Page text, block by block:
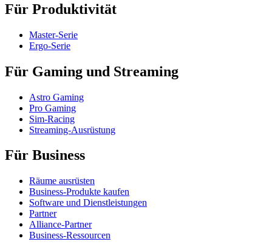
Für Produktivität
Master-Serie
Ergo-Serie
Für Gaming und Streaming
Astro Gaming
Pro Gaming
Sim-Racing
Streaming-Ausrüstung
Für Business
Räume ausrüsten
Business-Produkte kaufen
Software und Dienstleistungen
Partner
Alliance-Partner
Business-Ressourcen